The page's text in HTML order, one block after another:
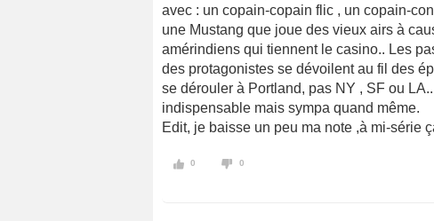
avec : un copain-copain flic , un copain-
une Mustang que joue des vieux airs à
amérindiens qui tiennent le casino.. Les
des protagonistes se dévoilent au fil des
se dérouler à Portland, pas NY , SF ou
indispensable mais sympa quand même.
Edit, je baisse un peu ma note ,à mi-série
0 0